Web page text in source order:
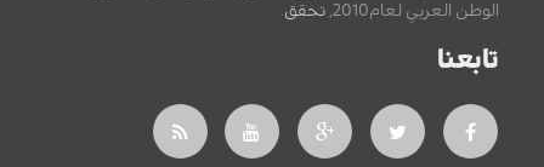
الوطن العربي لعام2010,
تحقق.
تابعنا